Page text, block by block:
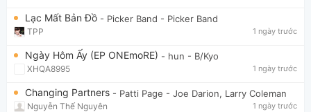
Lạc Mất Bản Đồ - Picker Band - Picker Band
TPP 1 ngày trước
Ngày Hôm Ấy (EP ONEmoRE) - hun - B/Kyo
XHQA8995 1 ngày trước
Changing Partners - Patti Page - Joe Darion, Larry Coleman
Nguyễn Thế Nguyên 1 ngày trước